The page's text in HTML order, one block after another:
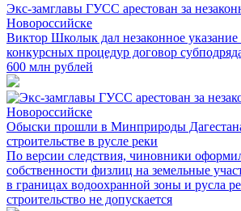
Экс-замглавы ГУСС арестован за
Новороссийске
Виктор Школык дал незаконное указание
конкурсных процедур договор
600 млн рублей
Обыски прошли в Минприроды
строительстве в русле реки
По версии следствия, чиновники
собственности физлиц на земельные
в границах водоохранной зоны и русла
строительство не допускается